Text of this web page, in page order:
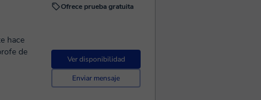
Ofrece prueba gratuita
Ver disponibilidad
Enviar mensaje
hace
de